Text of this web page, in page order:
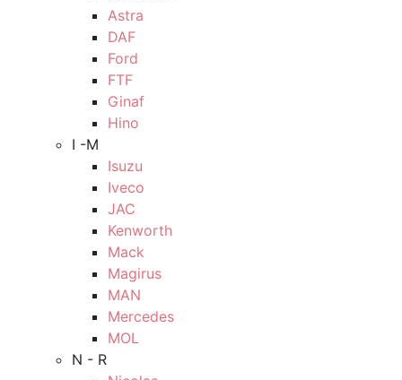
Astra
DAF
Ford
FTF
Ginaf
Hino
I -M
Isuzu
Iveco
JAC
Kenworth
Mack
Magirus
MAN
Mercedes
MOL
N - R